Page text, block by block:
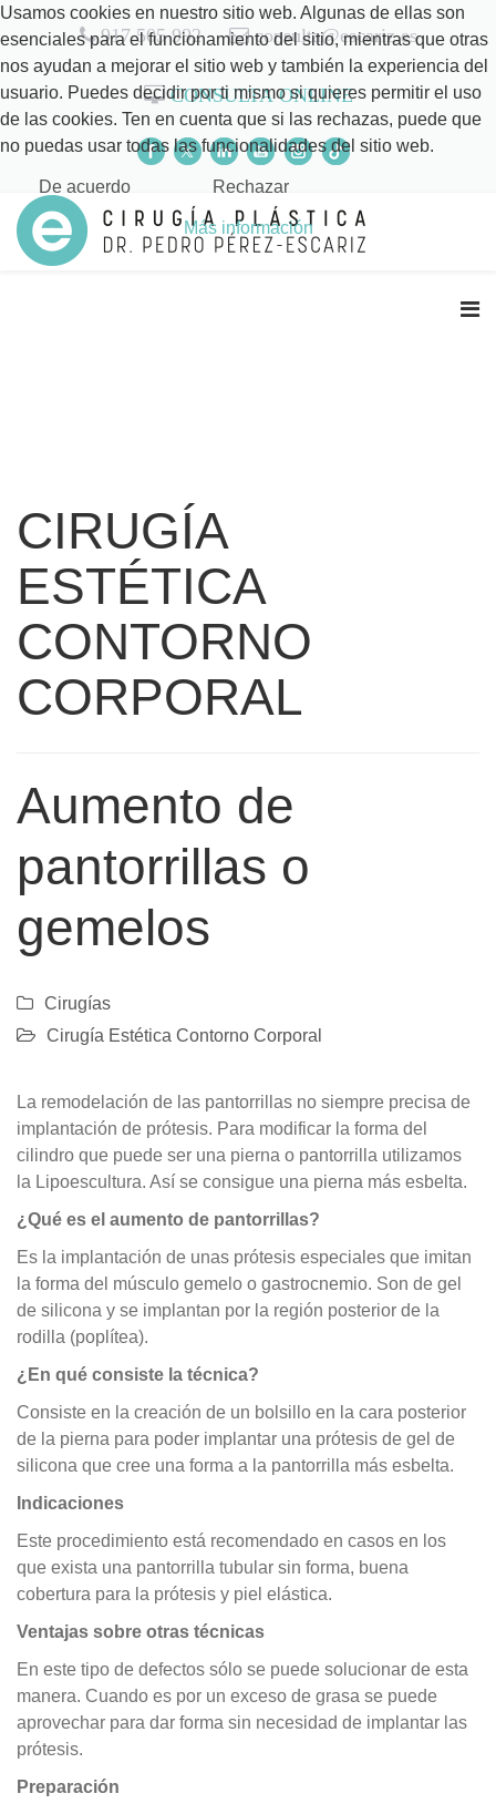
917 505 992 consulta@escariz.es
CONSULTA ONLINE
CIRUGÍA
ESTÉTICA
CONTORNO
CORPORAL
Aumento de
pantorrillas o
gemelos
Cirugías
Cirugía Estética Contorno Corporal
La remodelación de las pantorrillas no siempre precisa de
implantación de prótesis. Para modificar la forma del
cilindro que puede ser una pierna o pantorrilla utilizamos
la Lipoescultura. Así se consigue una pierna más esbelta.
¿Qué es el aumento de pantorrillas?
Es la implantación de unas prótesis especiales que imitan
la forma del músculo gemelo o gastrocnemio. Son de gel
de silicona y se implantan por la región posterior de la
rodilla (poplítea).
¿En qué consiste la técnica?
Consiste en la creación de un bolsillo en la cara posterior
de la pierna para poder implantar una prótesis de gel de
silicona que cree una forma a la pantorrilla más esbelta.
Indicaciones
Este procedimiento está recomendado en casos en los
que exista una pantorrilla tubular sin forma, buena
cobertura para la prótesis y piel elástica.
Ventajas sobre otras técnicas
En este tipo de defectos sólo se puede solucionar de esta
manera. Cuando es por un exceso de grasa se puede
aprovechar para dar forma sin necesidad de implantar las
prótesis.
Preparación
Usamos cookies en nuestro sitio web. Algunas de ellas son
esenciales para el funcionamiento del sitio, mientras que otras
nos ayudan a mejorar el sitio web y también la experiencia del
usuario. Puedes decidir por ti mismo si quieres permitir el uso
de las cookies. Ten en cuenta que si las rechazas, puede que
no puedas usar todas las funcionalidades del sitio web.
De acuerdo Rechazar
Más información